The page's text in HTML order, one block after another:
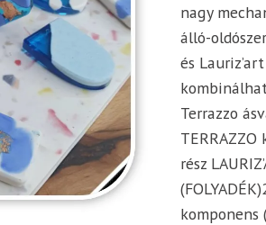
nagy
álló-
és
Terrazzo
rész
komponens